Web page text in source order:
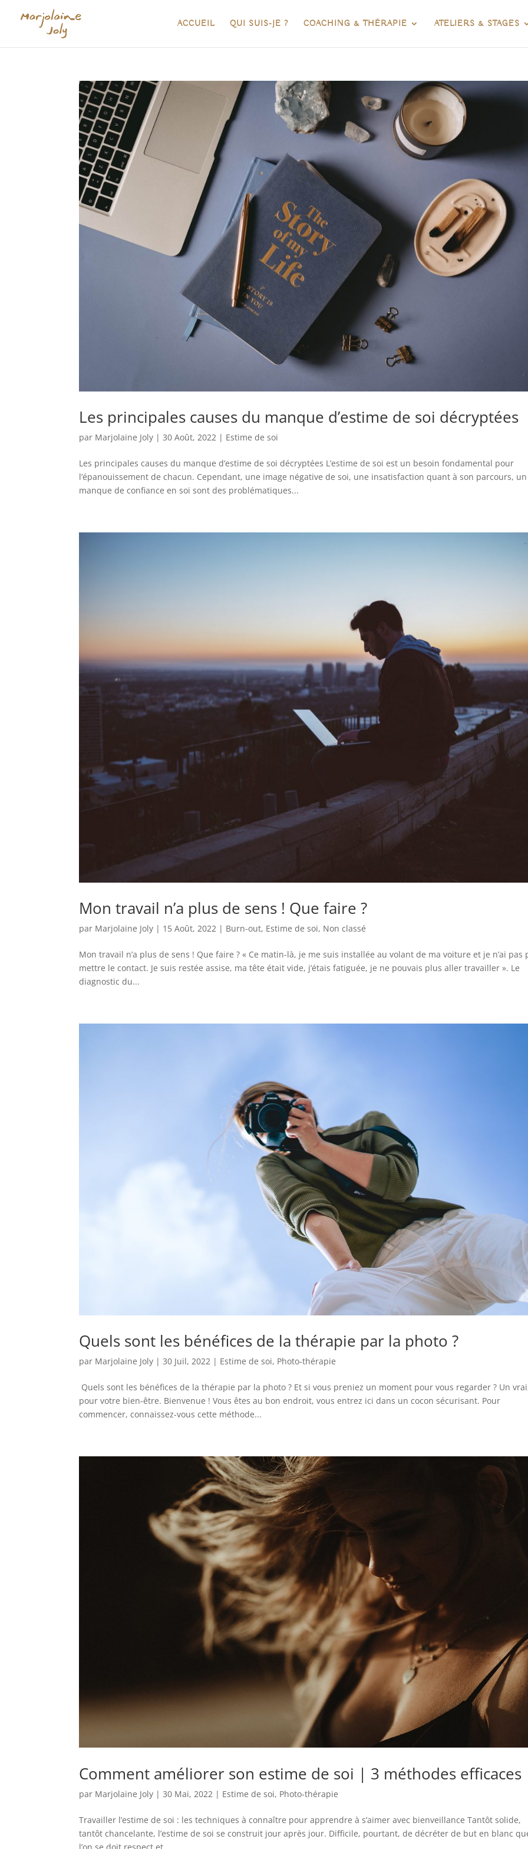
ACCUEIL QUI SUIS-JE ? COACHING & THÉRAPIE ATELIERS & STAGES
Les principales causes du manque d’estime de soi décryptées
par Marjolaine Joly |30 Août, 2022 | Estime de soi
Les principales causes du manque d’estime de soi décryptées L’estime de soi est un besoin fondamental pour
l’épanouissement de chacun. Cependant, une image négative de soi, une insatisfaction quant à son parcours, un
manque de confiance en soi sont des problématiques...
Mon travail n’a plus de sens ! Que faire ?
par Marjolaine Joly | 15 Août, 2022 | Burn-out, Estime de soi, Non classé
Mon travail n’a plus de sens ! Que faire ? « Ce matin-là, je me suis installée au volant de ma voiture et je n’ai pas
mettre le contact. Je suis restée assise, ma tête était vide, j’étais fatiguée, je ne pouvais plus aller travailler ». Le
diagnostic du...
Quels sont les bénéfices de la thérapie par la photo ?
par Marjolaine Joly |30 Juil, 2022 | Estime de soi, Photo-thérapie
Quels sont les bénéfices de la thérapie par la photo ? Et si vous preniez un moment pour vous regarder ? Un
pour votre bien-être. Bienvenue ! Vous êtes au bon endroit, vous entrez ici dans un cocon sécurisant. Pour
commencer, connaissez-vous cette méthode...
Comment améliorer son estime de soi | 3 méthodes efficaces
par Marjolaine Joly |30 Mai, 2022 | Estime de soi, Photo-thérapie
Travailler l’estime de soi : les techniques à connaître pour apprendre à s’aimer avec bienveillance Tantôt solide,
tantôt chancelante, l’estime de soi se construit jour après jour. Difficile, pourtant, de décréter de but en blanc
l’on se doit respect et...